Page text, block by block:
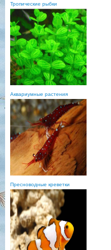
Тропические рыбки
Аквариумные растения
Пресноводные креветки